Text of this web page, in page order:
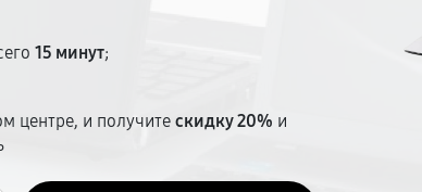
15 минут;
центре, и получитескидку 20% и